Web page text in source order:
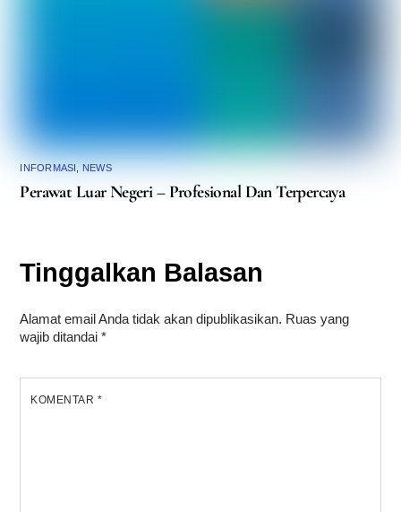
INFORMASI NEWS
Perawat Luar Negeri – Profesional Dan Terpercaya
Tinggalkan Balasan
Alamat email Anda tidak akan dipublikasikan. Ruas yang
wajib ditandai*
KOMENTAR *